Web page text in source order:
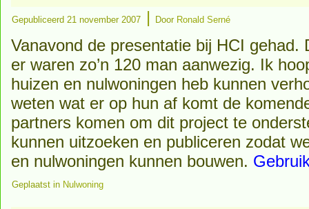
Gepubliceerd 21 november 2007 | Door Ronald Serné
Vanavond de presentatie bij HCI gehad.
er waren zo’n 120 man aanwezig. Ik
huizen en nulwoningen heb kunnen
weten wat er op hun af komt de
partners komen om dit project te
kunnen uitzoeken en publiceren zodat
en nulwoningen kunnen bouwen.
Geplaatst in Nulwoning